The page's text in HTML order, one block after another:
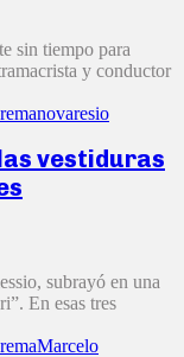
sin tiempo para
y conductor
novaresio
vestiduras
subrayó en una
En esas tres
Marcelo